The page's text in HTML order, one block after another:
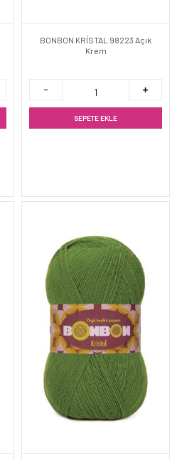
BONBON KRİSTAL 98223 Açık
Krem
SEPETE EKLE